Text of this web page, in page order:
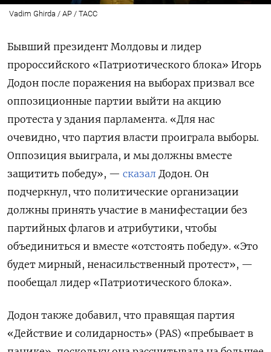
Vadim Ghirda / AP / ТАСС
Бывший президент Молдовы и лидер
пророссийского «Патриотического блока» Игорь
Додон после поражения на выборах призвал все
оппозиционные партии выйти на акцию
протеста у здания парламента. «Для нас
очевидно, что партия власти проиграла выборы.
Оппозиция выиграла, и мы должны вместе
защитить победу», — сказал Додон. Он
подчеркнул, что политические организации
должны принять участие в манифестации без
партийных флагов и атрибутики, чтобы
объединиться и вместе «отстоять победу». «Это
будет мирный, ненасильственный протест», —
пообещал лидер «Патриотического блока».
Додон также добавил, что правящая партия
«Действие и солидарность» (PAS) «пребывает в